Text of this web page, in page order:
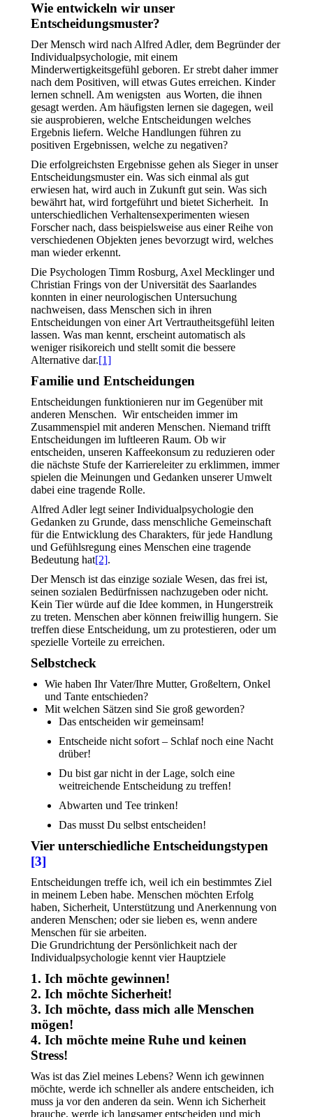
Wie entwickeln wir unser
Entscheidungsmuster?
Der Mensch wird nach Alfred Adler, dem Begründer der
Individualpsychologie, mit einem
Minderwertigkeitsgefühl geboren. Er strebt daher immer
nach dem Positiven, will etwas Gutes erreichen. Kinder
lernen schnell. Am wenigsten aus Worten, die ihnen
gesagt werden. Am häufigsten lernen sie dagegen, weil
sie ausprobieren, welche Entscheidungen welches
Ergebnis liefern. Welche Handlungen führen zu
positiven Ergebnissen, welche zu negativen?
Die erfolgreichsten Ergebnisse gehen als Sieger in unser
Entscheidungsmuster ein. Was sich einmal als gut
erwiesen hat, wird auch in Zukunft gut sein. Was sich
bewährt hat, wird fortgeführt und bietet Sicherheit. In
unterschiedlichen Verhaltensexperimenten wiesen
Forscher nach, dass beispielsweise aus einer Reihe von
verschiedenen Objekten jenes bevorzugt wird, welches
man wieder erkennt.
Die Psychologen Timm Rosburg, Axel Mecklinger und
Christian Frings von der Universität des Saarlandes
konnten in einer neurologischen Untersuchung
nachweisen, dass Menschen sich in ihren
Entscheidungen von einer Art Vertrautheitsgefühl leiten
lassen. Was man kennt, erscheint automatisch als
weniger risikoreich und stellt somit die bessere
Alternative dar.[1]
Familie und Entscheidungen
Entscheidungen funktionieren nur im Gegenüber mit
anderen Menschen. Wir entscheiden immer im
Zusammenspiel mit anderen Menschen. Niemand trifft
Entscheidungen im luftleeren Raum. Ob wir
entscheiden, unseren Kaffeekonsum zu reduzieren oder
die nächste Stufe der Karriereleiter zu erklimmen, immer
spielen die Meinungen und Gedanken unserer Umwelt
dabei eine tragende Rolle.
Alfred Adler legt seiner Individualpsychologie den
Gedanken zu Grunde, dass menschliche Gemeinschaft
für die Entwicklung des Charakters, für jede Handlung
und Gefühlsregung eines Menschen eine tragende
Bedeutung hat[2].
Der Mensch ist das einzige soziale Wesen, das frei ist,
seinen sozialen Bedürfnissen nachzugeben oder nicht.
Kein Tier würde auf die Idee kommen, in Hungerstreik
zu treten. Menschen aber können freiwillig hungern. Sie
treffen diese Entscheidung, um zu protestieren, oder um
spezielle Vorteile zu erreichen.
Selbstcheck
Wie haben Ihr Vater/Ihre Mutter, Großeltern, Onkel
und Tante entschieden?
Mit welchen Sätzen sind Sie groß geworden?
Das entscheiden wir gemeinsam!
Entscheide nicht sofort – Schlaf noch eine Nacht
drüber!
Du bist gar nicht in der Lage, solch eine
weitreichende Entscheidung zu treffen!
Abwarten und Tee trinken!
Das musst Du selbst entscheiden!
Vier unterschiedliche Entscheidungstypen
[3]
Entscheidungen treffe ich, weil ich ein bestimmtes Ziel
in meinem Leben habe. Menschen möchten Erfolg
haben, Sicherheit, Unterstützung und Anerkennung von
anderen Menschen; oder sie lieben es, wenn andere
Menschen für sie arbeiten.
Die Grundrichtung der Persönlichkeit nach der
Individualpsychologie kennt vier Hauptziele
1. Ich möchte gewinnen!
2. Ich möchte Sicherheit!
3. Ich möchte, dass mich alle Menschen
mögen!
4. Ich möchte meine Ruhe und keinen
Stress!
Was ist das Ziel meines Lebens? Wenn ich gewinnen
möchte, werde ich schneller als andere entscheiden, ich
muss ja vor den anderen da sein. Wenn ich Sicherheit
brauche, werde ich langsamer entscheiden und mich